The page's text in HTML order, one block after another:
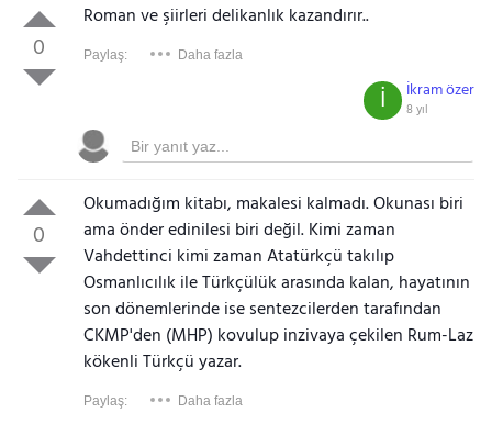
0
Roman ve şiirleri delikanlık kazandırır..
Paylaş: Daha fazla
İkram özer
8 yıl
İ
0
Okumadığım kitabı, makalesi kalmadı. Okunası biri
ama önder edinilesi biri değil. Kimi zaman
Vahdettinci kimi zaman Atatürkçü takılıp
Osmanlıcılık ile Türkçülük arasında kalan, hayatının
son dönemlerinde ise sentezcilerden tarafından
CKMP'den (MHP) kovulup inzivaya çekilen Rum-Laz
kökenli Türkçü yazar.
Paylaş: Daha fazla